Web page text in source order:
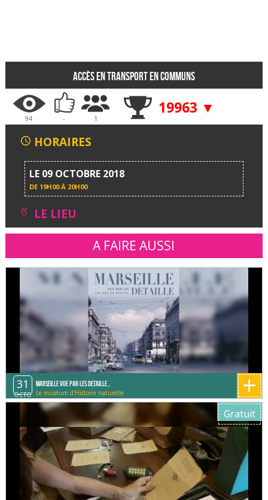
Accès en transport en communs
94 - 1
19963 ▼
HORAIRES
LE 09 OCTOBRE 2018
DE 19H00 À 20H00
LE LIEU
A FAIRE AUSSI
31
OCTO
MARSEILLE VUE PAR LES DETAILLE...
Le muséum d'Histoire naturelle +
Gratuit